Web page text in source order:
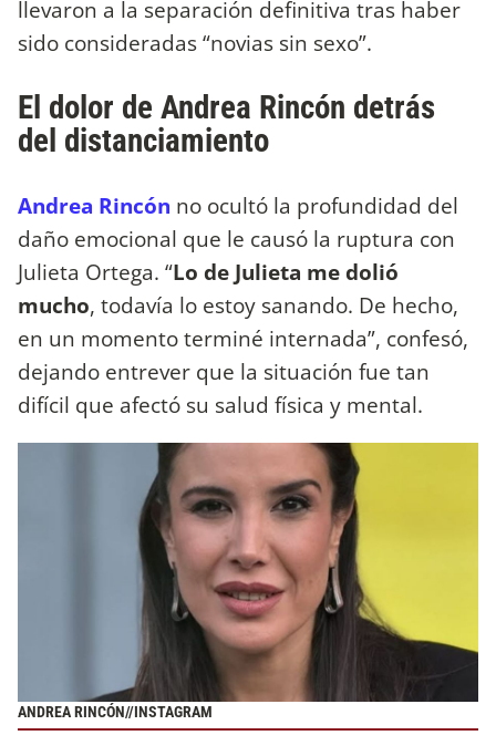
llevaron a la separación definitiva tras haber
sido consideradas “novias sin sexo”.
El dolor de Andrea Rincón detrás
del distanciamiento
Andrea Rincón no ocultó la profundidad del
daño emocional que le causó la ruptura con
Julieta Ortega. “Lo de Julieta me dolió
mucho, todavía lo estoy sanando. De hecho,
en un momento terminé internada”, confesó,
dejando entrever que la situación fue tan
difícil que afectó su salud física y mental.
ANDREA RINCÓN//INSTAGRAM